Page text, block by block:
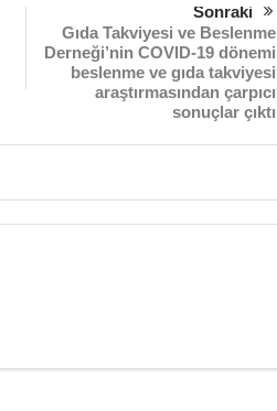
Sonraki
Gıda Takviyesi ve Beslenme
Derneği’nin COVID-19 dönemi
beslenme ve gıda takviyesi
araştırmasından çarpıcı
sonuçlar çıktı
Yaman Çelişki